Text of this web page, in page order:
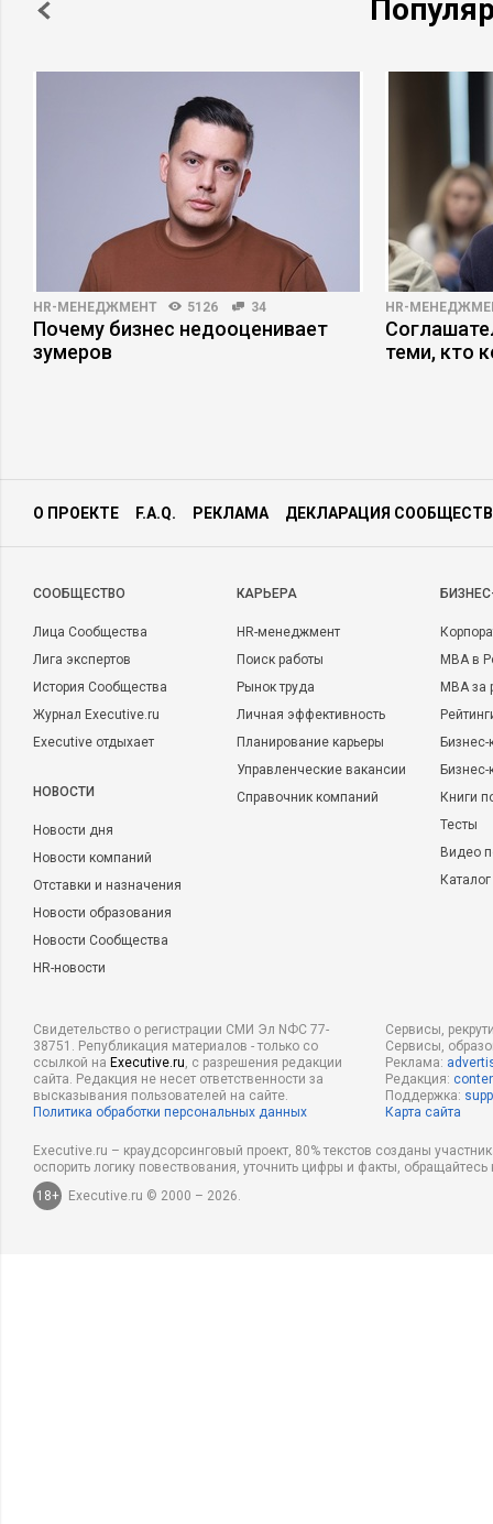
HR-МЕНЕДЖМЕНТ 5126 34
Почему бизнес недооценивает
зумеров
HR-
теми, кто
О ПРОЕКТЕ F.A.Q. РЕКЛАМА ДЕКЛАРАЦИЯ
CООБЩЕСТВО
Лица Сообщества
Лига экспертов
История Сообщества
Журнал Executive.ru
Executive отдыхает
НОВОСТИ
Новости дня
Новости компаний
Отставки и назначения
Новости образования
Новости Сообщества
HR-новости
КАРЬЕРА
HR-менеджмент
Поиск работы
Рынок труда
Личная эффективность
Планирование карьеры
Управленческие вакансии
Справочник компаний
MBA в
MBA
Бизнес-
Книги
Тесты
Видео
Свидетельство о регистрации СМИ Эл NФС 77-
38751. Републикация материалов - только со
ссылкой на Executive.ru, с разрешения редакции
сайта. Редакция не несет ответственности за
высказывания пользователей на сайте.
Политика обработки персональных данных
Сервисы,
Сервисы,
Реклама:
Редакция:
Поддержка:
Карта сайта
Executive.ru – краудсорсинговый проект, 80% текстов созданы
оспорить логику повествования, уточнить цифры и факты,
18+
Executive.ru © 2000 – 2026.